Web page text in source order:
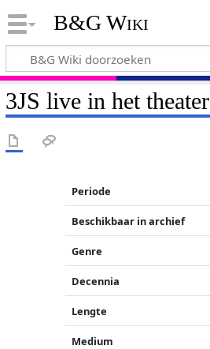
B&G Wiki
3JS live in het theater
Periode
Beschikbaar in archief
Genre
Decennia
Lengte
Medium